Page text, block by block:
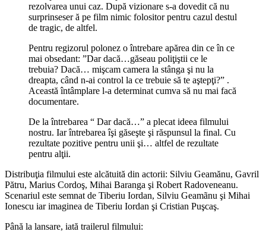
rezolvarea unui caz. După vizionare s-a dovedit că nu
surprinseser ă pe film nimic folositor pentru cazul destul
de tragic, de altfel.
Pentru regizorul polonez o întrebare apărea din ce în ce
mai obsedant: ”Dar dacă…găseau poliţiştii ce le
trebuia? Dacă… mişcam camera la stânga şi nu la
dreapta, când n-ai control la ce trebuie să te aştepţi?” .
Această întâmplare l-a determinat cumva să nu mai facă
documentare.
De la întrebarea “ Dar dacă…” a plecat ideea filmului
nostru. Iar întrebarea îşi găseşte şi răspunsul la final. Cu
rezultate pozitive pentru unii şi… altfel de rezultate
pentru alţii.
Distribuţia filmului este alcătuită din actorii: Silviu Geamănu, Gavril
Pătru, Marius Cordoş, Mihai Baranga şi Robert Radoveneanu.
Scenariul este semnat de Tiberiu Iordan, Silviu Geamãnu şi Mihai
Ionescu iar imaginea de Tiberiu Iordan şi Cristian Puşcaş.
Până la lansare, iată trailerul filmului: